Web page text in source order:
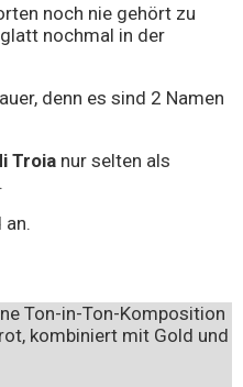
noch nie gehört zu
nochmal in der
denn es sind 2 Namen
Troia nur selten als
Ton-in-Ton-Komposition
kombiniert mit Gold und